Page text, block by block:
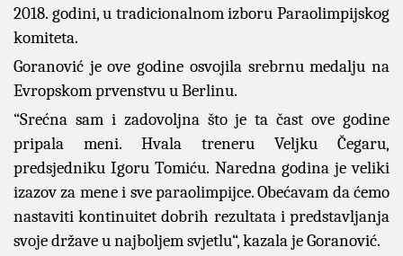
2018. godini, u tradicionalnom izboru Paraolimpijskog
komiteta.
Goranović je ove godine osvojila srebrnu medalju na
Evropskom prvenstvu u Berlinu.
“Srećna sam i zadovoljna što je ta čast ove godine
pripala meni. Hvala treneru Veljku Čegaru,
predsjedniku Igoru Tomiću. Naredna godina je veliki
izazov za mene i sve paraolimpijce. Obećavam da ćemo
nastaviti kontinuitet dobrih rezultata i predstavljanja
svoje države u najboljem svjetlu“, kazala je Goranović.